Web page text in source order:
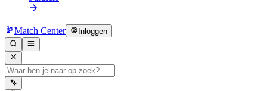
Match Center Inloggen